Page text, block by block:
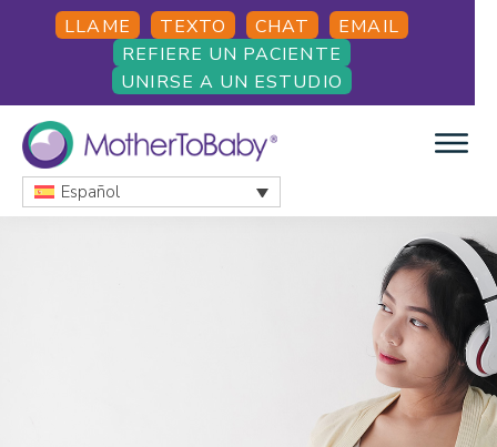
content
sidebar
LLAME TEXTO CHAT
EMAIL
REFIERE UN PACIENTE
UNIRSE A UN ESTUDIO
MOTHERTOBABY
Medications
Español